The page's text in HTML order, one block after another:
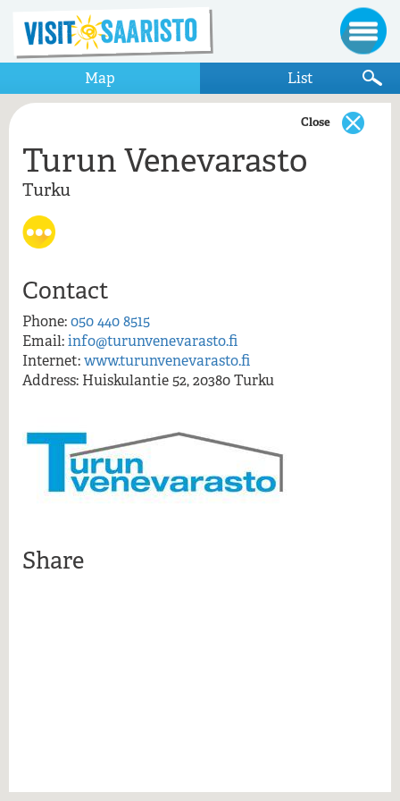
Map List
Show only items that appear on the map
Turku
Kuljetuspalvelu Voutilainen
Turun Venevarasto, Turku
Close
Turun Venevarasto
Turku
Contact
Phone:050 440 8515
Email:info@turunvenevarasto.fi
Internet:www.turunvenevarasto.fi
Address: Huiskulantie 52, 20380 Turku
Share